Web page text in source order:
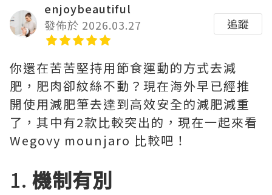
enjoybeautiful
發佈於 2026.03.27
追蹤
你還在苦苦堅持用節食運動的方式去減
肥，肥肉卻紋絲不動？現在海外早已經推
開使用減肥筆去達到高效安全的減肥減重
了，其中有2款比較突出的，現在一起來看
Wegovy mounjaro 比較吧！
1. 機制有別